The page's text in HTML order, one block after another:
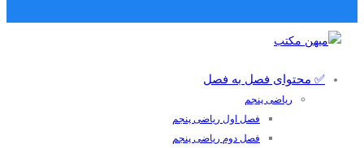
✅ محتوای فصل به فصل
ریاضی پنجم
فصل اول ریاضی پنجم
فصل دوم ریاضی پنجم